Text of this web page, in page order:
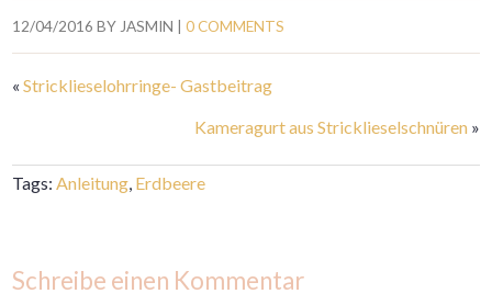
12/04/2016 BYJASMIN |0 COMMENTS
«Stricklieselohrringe- Gastbeitrag
Kameragurt aus Stricklieselschnüren »
Tags:Anleitung, Erdbeere
Schreibe einen Kommentar